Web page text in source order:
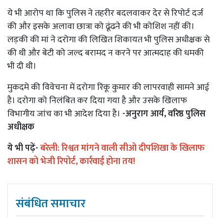
ये भी आरोप था कि पुलिस ने तहरीर बदलवाकर देर से रिपोर्ट दर्ज
की और इसके अलावा छात्रा को ढूंढने की भी कोशिश नहीं की।
लड़की की मां ने दरोगा की लिखित शिकायत भी पुलिस अधीक्षक से
की थी और बेटी को जल्द बरामद न करने पर आत्मदाह की धमकी
भी दी थी।
मुकदमे की विवेचना में दरोगा रिंकू कुमार की लापरवाही सामने आई
है। दरोगा को निलंबित कर दिया गया है और उसके खिलाफ
विभागीय जांच का भी आदेश दिया है। -अनुराग आर्य, वरिष्ठ पुलिस
अधीक्षक
ये भी पढ़ें-बरेली: रिश्वत मांगने वाली सीओ दीपशिखा के खिलाफ
शासन को भेजी रिपोर्ट, कार्रवाई होना तय!
संबंधित समाचार